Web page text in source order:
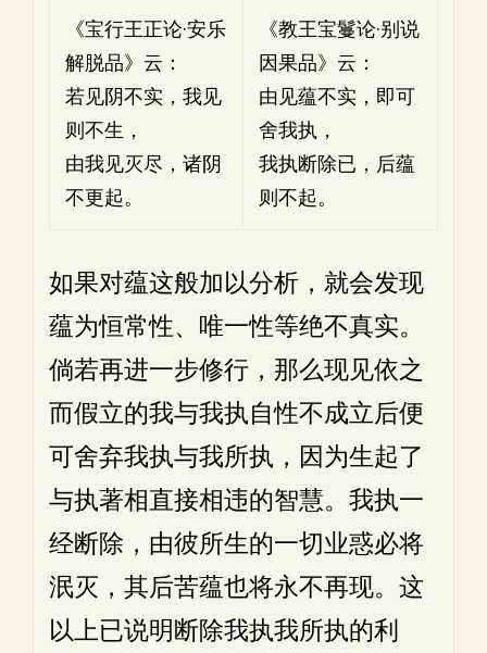
《宝行王正论·安乐
解脱品》云：
若见阴不实，我见
则不生，
由我见灭尽，诸阴
不更起。
《教王宝鬘论·别说
因果品》云：
由见蕴不实，即可
舍我执，
我执断除已，后蕴
则不起。
如果对蕴这般加以分析，就会发现
蕴为恒常性、唯一性等绝不真实。
倘若再进一步修行，那么现见依之
而假立的我与我执自性不成立后便
可舍弃我执与我所执，因为生起了
与执著相直接相违的智慧。我执一
经断除，由彼所生的一切业惑必将
泯灭，其后苦蕴也将永不再现。这
以上已说明断除我执我所执的利